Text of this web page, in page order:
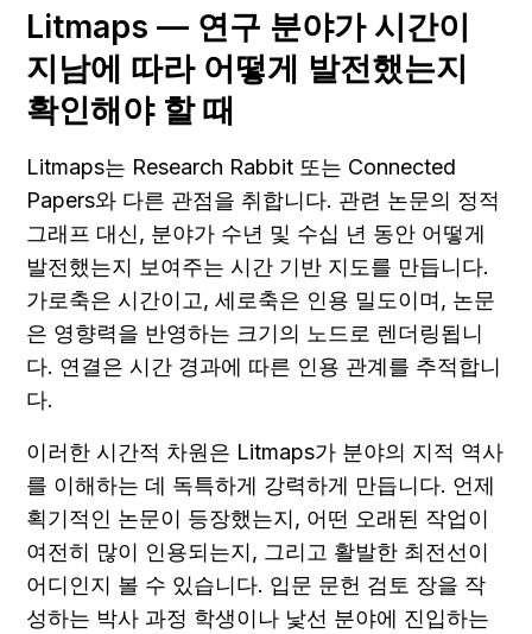
Litmaps — 연구 분야가 시간이
지남에 따라 어떻게 발전했는지
확인해야 할 때
Litmaps는 Research Rabbit 또는 Connected
Papers와 다른 관점을 취합니다. 관련 논문의 정적
그래프 대신, 분야가 수년 및 수십 년 동안 어떻게
발전했는지 보여주는 시간 기반 지도를 만듭니다.
가로축은 시간이고, 세로축은 인용 밀도이며, 논문
은 영향력을 반영하는 크기의 노드로 렌더링됩니
다. 연결은 시간 경과에 따른 인용 관계를 추적합니
다.
이러한 시간적 차원은 Litmaps가 분야의 지적 역사
를 이해하는 데 독특하게 강력하게 만듭니다. 언제
획기적인 논문이 등장했는지, 어떤 오래된 작업이
여전히 많이 인용되는지, 그리고 활발한 최전선이
어디인지 볼 수 있습니다. 입문 문헌 검토 장을 작
성하는 박사 과정 학생이나 낯선 분야에 진입하는